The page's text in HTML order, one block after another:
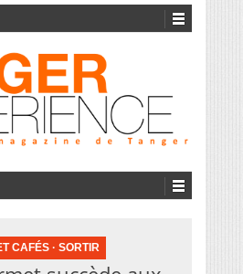
CAFÉS · SORTIR